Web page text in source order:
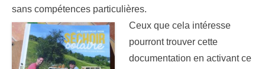
sans compétences particulières.
Ceux que cela intéresse
pourront trouver cette
documentation en activant ce